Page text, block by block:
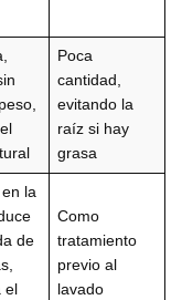
Poca
cantidad,
evitando la
raíz si hay
grasa
la
de
el
Como
tratamiento
previo al
lavado